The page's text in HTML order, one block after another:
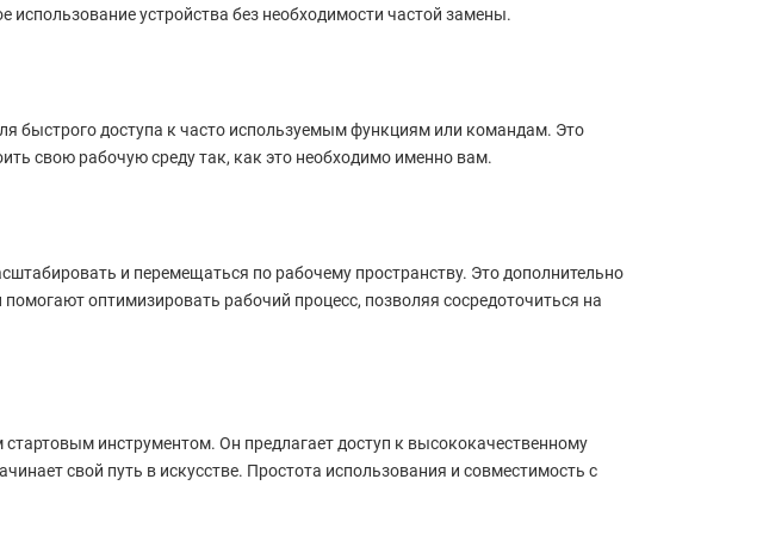
устройства без необходимости частой замены.
быстрого доступа к часто используемым функциям или командам. Это
свою рабочую среду так, как это необходимо именно вам.
и перемещаться по рабочему пространству. Это дополнительно
оптимизировать рабочий процесс, позволяя сосредоточиться на
инструментом. Он предлагает доступ к высококачественному
свой путь в искусстве. Простота использования и совместимость с